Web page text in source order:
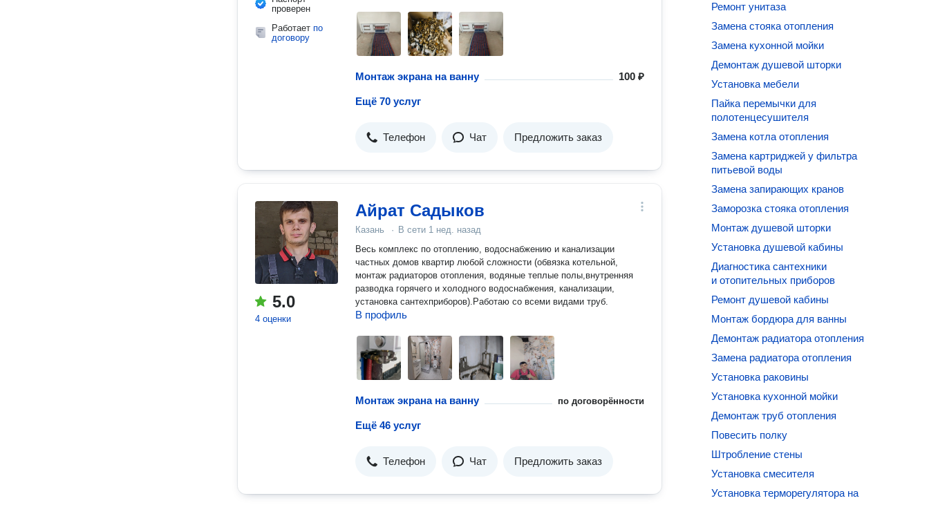
проверен
Работает по
договору
Монтаж экрана на ванну 100 ₽
Ещё 70 услуг
Телефон Чат Предложить заказ
5.0
4 оценки
Айрат Садыков
Казань · В сети 1 нед. назад
Весь комплекс по отоплению, водоснабжению и канализации
частных домов квартир любой сложности (обвязка котельной,
монтаж радиаторов отопления, водяные теплые полы,внутренняя
разводка горячего и холодного водоснабжения, канализации,
установка сантехприборов).Работаю со всеми видами труб.
В профиль
Монтаж экрана на ванну по договорённости
Ещё 46 услуг
Телефон Чат Предложить заказ
Ремонт унитаза
Замена стояка отопления
Замена кухонной мойки
Демонтаж душевой шторки
Установка мебели
Пайка перемычки для
полотенцесушителя
Замена котла отопления
Замена картриджей у фильтра
питьевой воды
Замена запирающих кранов
Заморозка стояка отопления
Монтаж душевой шторки
Установка душевой кабины
Диагностика сантехники
и отопительных приборов
Ремонт душевой кабины
Монтаж бордюра для ванны
Демонтаж радиатора отопления
Замена радиатора отопления
Установка раковины
Установка кухонной мойки
Демонтаж труб отопления
Повесить полку
Штробление стены
Установка смесителя
Установка терморегулятора на